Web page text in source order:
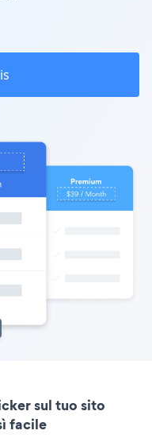
sul tuo sito
facile